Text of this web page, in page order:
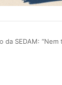
SEDAM: